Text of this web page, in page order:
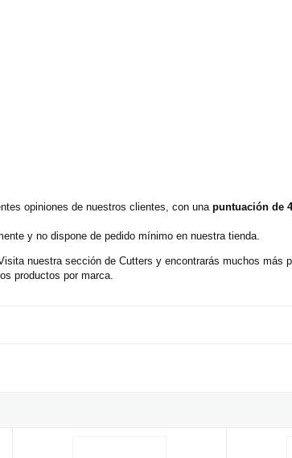
opiniones de nuestros clientes, con una puntuación de
y no dispone de pedido mínimo en nuestra tienda.
nuestra sección de Cutters y encontrarás muchos más
productos por marca.
Cuchillo